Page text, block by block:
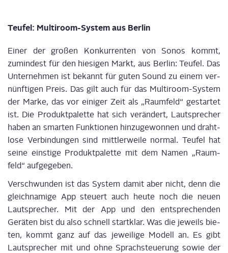
Teu­fel: Mul­ti­room-Sys­tem aus Berlin
Einer der gro­ßen Kon­kur­ren­ten von Sonos kommt,
zumin­dest für den hie­si­gen Markt, aus Ber­lin: Teu­fel. Das
Unter­neh­men ist bekannt für guten Sound zu einem ver­
nünf­ti­gen Preis. Das gilt auch für das Mul­ti­room-Sys­tem
der Mar­ke, das vor eini­ger Zeit als „Raum­feld“ gestar­tet
ist. Die Pro­dukt­pa­let­te hat sich ver­än­dert, Laut­spre­cher
haben an smar­ten Funk­tio­nen hin­zu­ge­won­nen und draht­
lo­se Ver­bin­dun­gen sind mitt­ler­wei­le nor­mal. Teu­fel hat
sei­ne eins­ti­ge Pro­dukt­pa­let­te mit dem Namen „Raum­
feld“ aufgegeben.
Ver­schwun­den ist das Sys­tem damit aber nicht, denn die
gleich­na­mi­ge App steu­ert auch heu­te noch die neu­en
Laut­spre­cher. Mit der App und den ent­spre­chen­den
Gerä­ten bist du also schnell start­klar. Was die jeweils bie­
ten, kommt ganz auf das jewei­li­ge Modell an. Es gibt
Laut­spre­cher mit und ohne Sprach­steue­rung sowie der